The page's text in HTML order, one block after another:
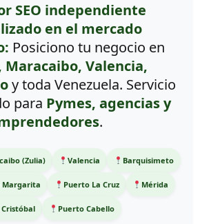
SEO independiente
en el mercado
Posiciono tu negocio en
Maracaibo, Valencia,
y toda Venezuela. Servicio
para Pymes, agencias y
.
(Zulia) Valencia Barquisimeto
Margarita Puerto La Cruz Mérida
Cristóbal Puerto Cabello